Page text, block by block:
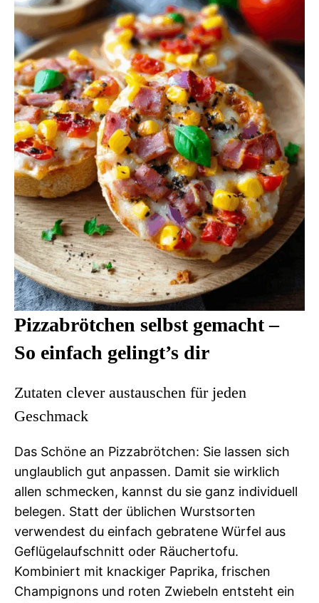
Pizzabrötchen selbst gemacht –
So einfach gelingt’s dir
Zutaten clever austauschen für jeden
Geschmack
Das Schöne an Pizzabrötchen: Sie lassen sich
unglaublich gut anpassen. Damit sie wirklich
allen schmecken, kannst du sie ganz individuell
belegen. Statt der üblichen Wurstsorten
verwendest du einfach gebratene Würfel aus
Geflügelaufschnitt oder Räuchertofu.
Kombiniert mit knackiger Paprika, frischen
Champignons und roten Zwiebeln entsteht ein